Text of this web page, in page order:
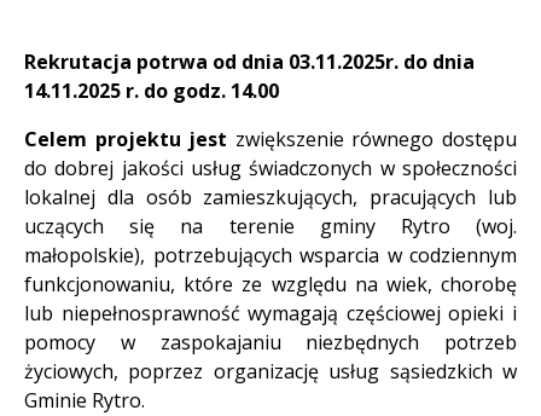
Rekrutacja potrwa od dnia 03.11.2025r. do dnia
14.11.2025 r. do godz. 14.00
Celem projektu jest zwiększenie równego dostępu
do dobrej jakości usług świadczonych w społeczności
lokalnej dla osób zamieszkujących, pracujących lub
uczących się na terenie gminy Rytro (woj.
małopolskie), potrzebujących wsparcia w codziennym
funkcjonowaniu, które ze względu na wiek, chorobę
lub niepełnosprawność wymagają częściowej opieki i
pomocy w zaspokajaniu niezbędnych potrzeb
życiowych, poprzez organizację usług sąsiedzkich w
Gminie Rytro.